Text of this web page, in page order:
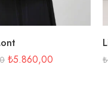
SADECE
₺5.860,00 ₺